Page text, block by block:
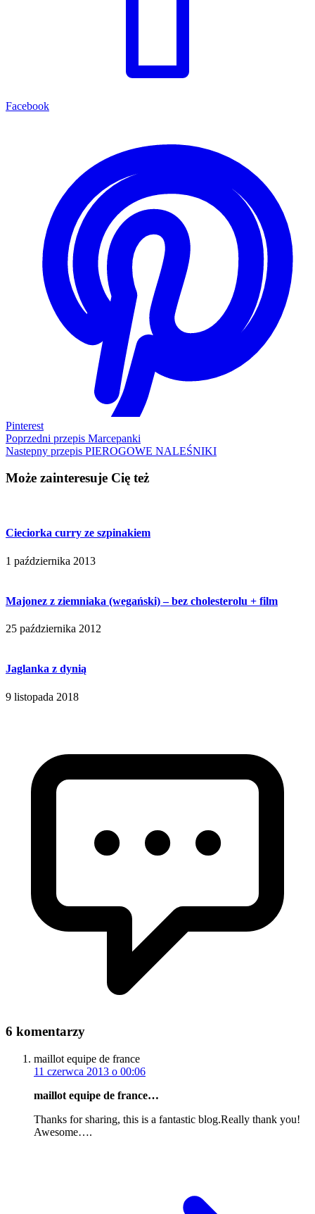
Facebook
Pinterest
Poprzedni przepis Marcepanki
Nastepny przepis PIEROGOWE NALEŚNIKI
Może zainteresuje Cię też
Cieciorka curry ze szpinakiem
1 października 2013
Majonez z ziemniaka (wegański) – bez cholesterolu + film
25 października 2012
Jaglanka z dynią
9 listopada 2018
6 komentarzy
maillot equipe de france
11 czerwca 2013 o 00:06
maillot equipe de france…
Thanks for sharing, this is a fantastic blog.Really thank you!
Awesome….